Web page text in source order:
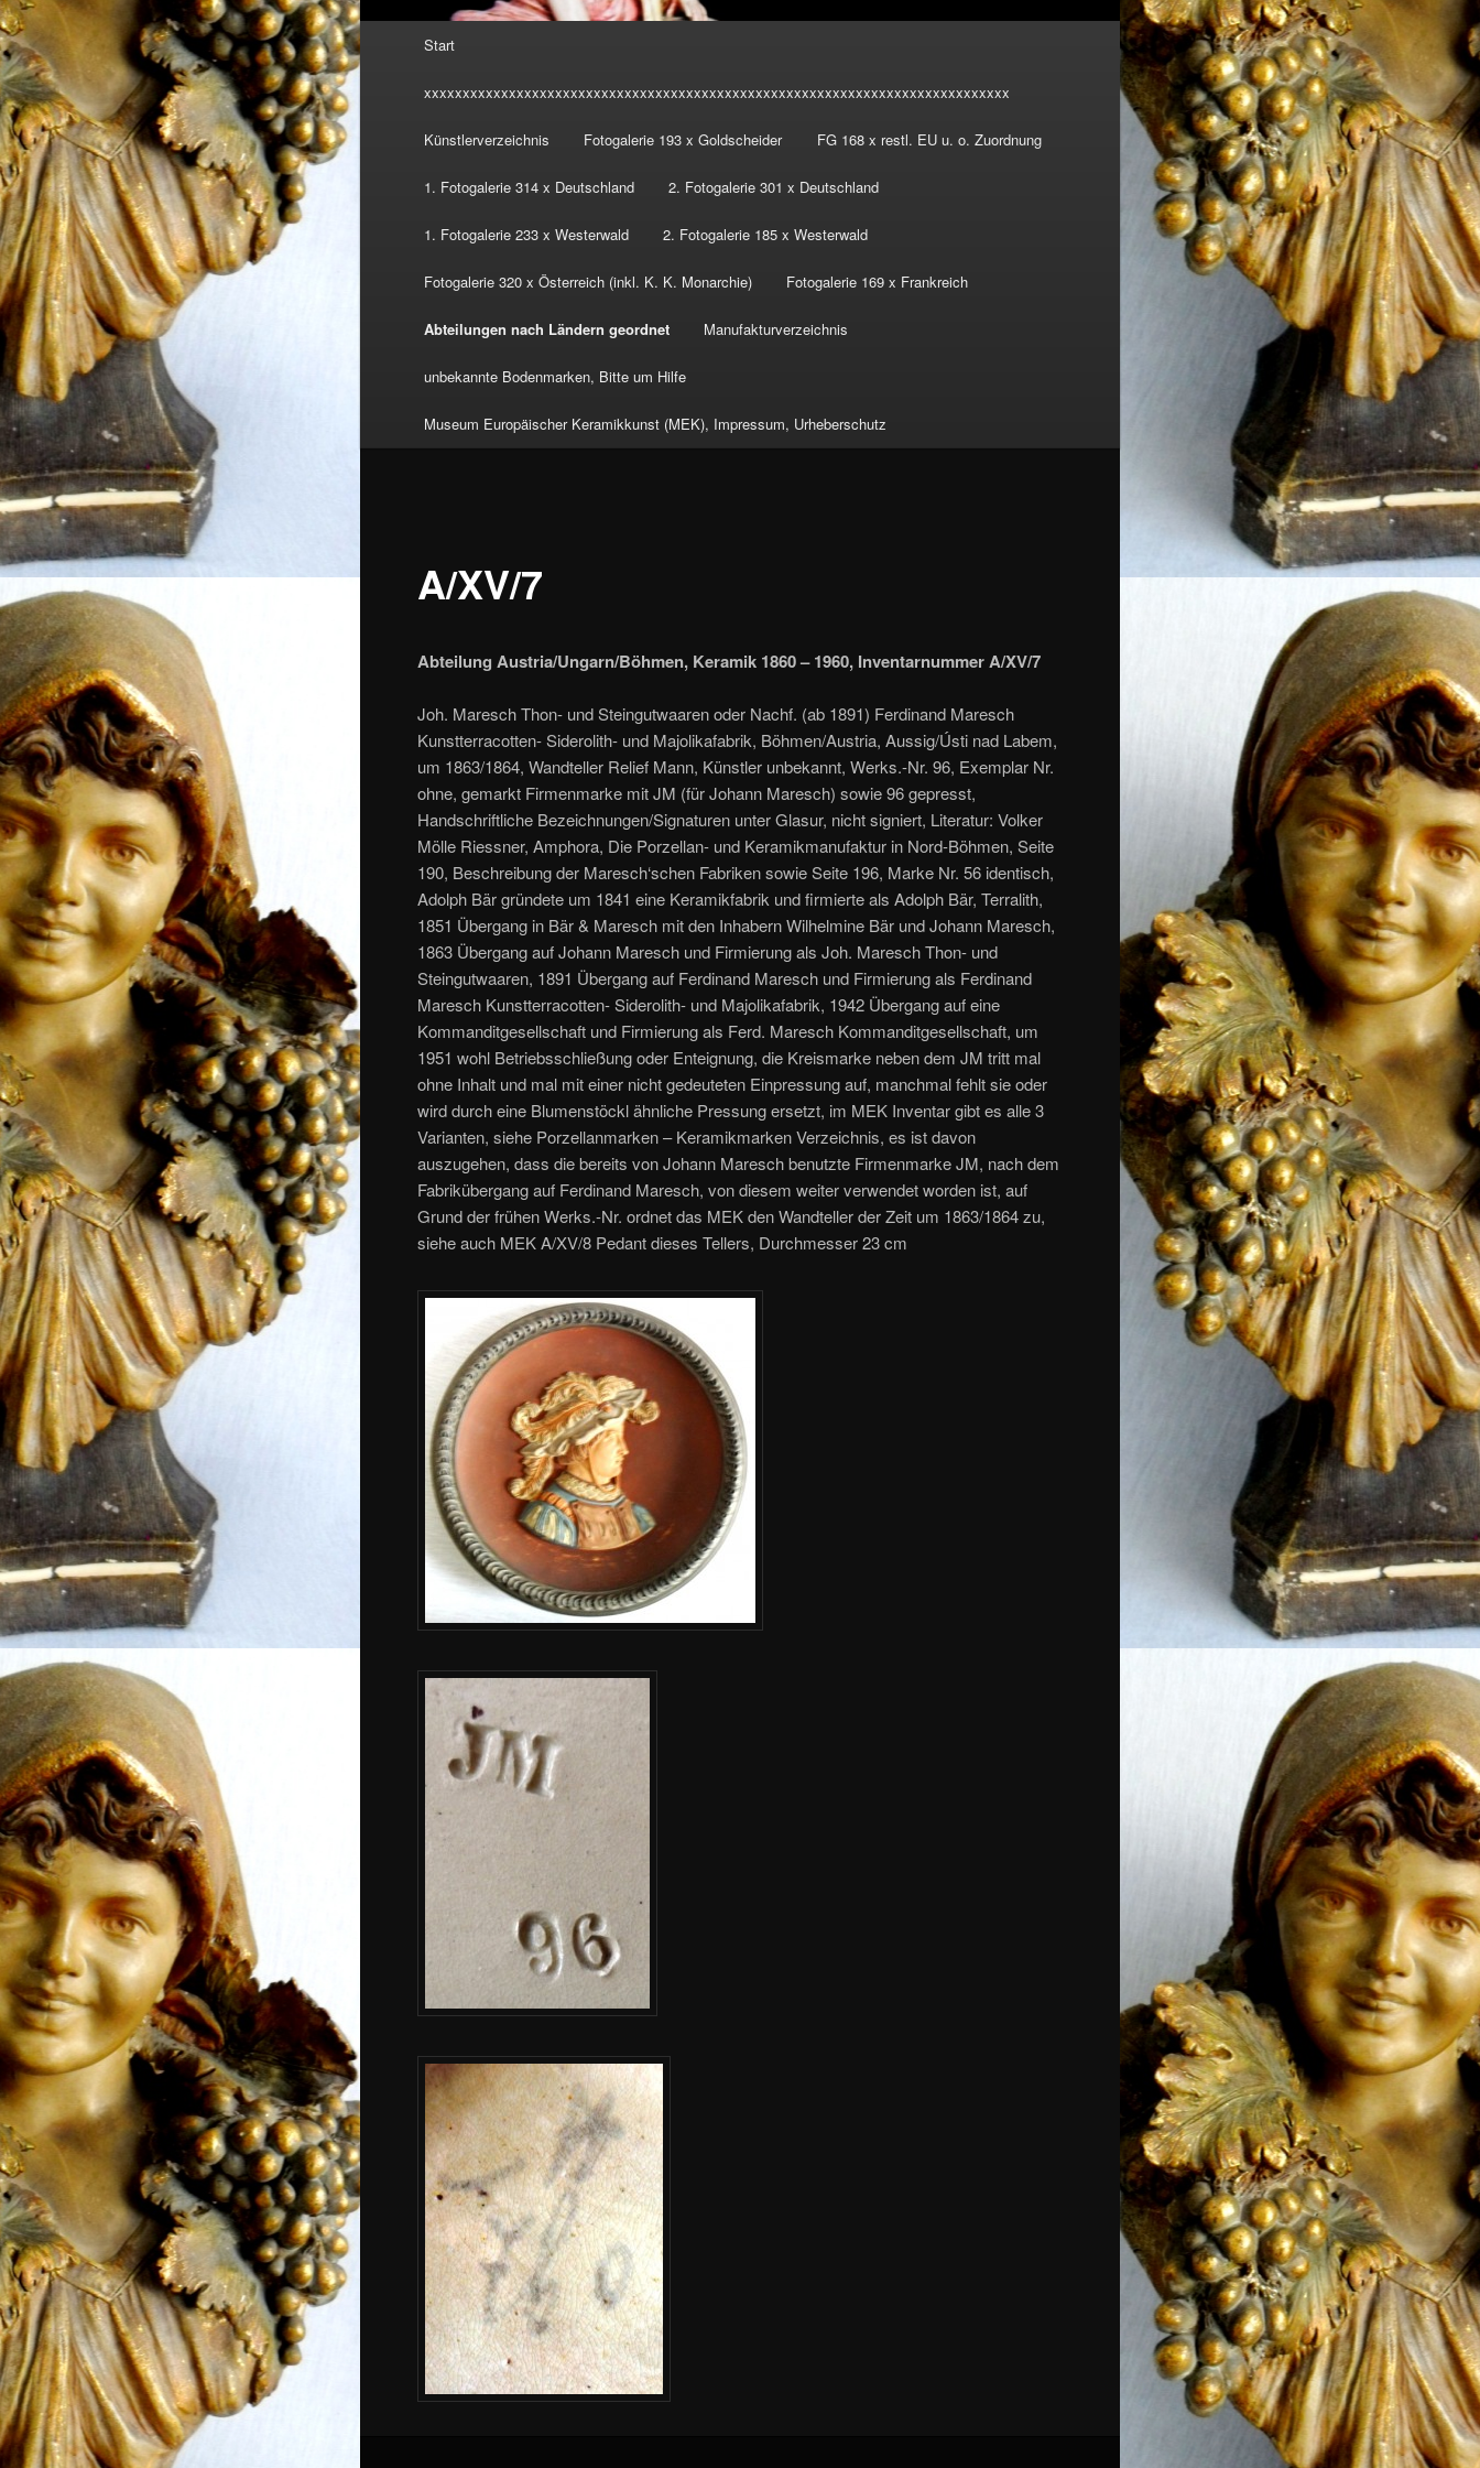
Start
xxxxxxxxxxxxxxxxxxxxxxxxxxxxxxxxxxxxxxxxxxxxxxxxxxxxxxxxxxxxxxxxxxxxxxxxxxxx
Künstlerverzeichnis Fotogalerie 193 x Goldscheider FG 168 x restl. EU u. o. Zuordnung
1. Fotogalerie 314 x Deutschland 2. Fotogalerie 301 x Deutschland
1. Fotogalerie 233 x Westerwald 2. Fotogalerie 185 x Westerwald
Fotogalerie 320 x Österreich (inkl. K. K. Monarchie) Fotogalerie 169 x Frankreich
Abteilungen nach Ländern geordnet Manufakturverzeichnis
unbekannte Bodenmarken, Bitte um Hilfe
Museum Europäischer Keramikkunst (MEK), Impressum, Urheberschutz
A/XV/7
Abteilung Austria/Ungarn/Böhmen, Keramik 1860 – 1960, Inventarnummer A/XV/7
Joh. Maresch Thon- und Steingutwaaren oder Nachf. (ab 1891) Ferdinand Maresch
Kunstterracotten- Siderolith- und Majolikafabrik, Böhmen/Austria, Aussig/Ústi nad Labem,
um 1863/1864, Wandteller Relief Mann, Künstler unbekannt, Werks.-Nr. 96, Exemplar Nr.
ohne, gemarkt Firmenmarke mit JM (für Johann Maresch) sowie 96 gepresst,
Handschriftliche Bezeichnungen/Signaturen unter Glasur, nicht signiert, Literatur: Volker
Mölle Riessner, Amphora, Die Porzellan- und Keramikmanufaktur in Nord-Böhmen, Seite
190, Beschreibung der Maresch‘schen Fabriken sowie Seite 196, Marke Nr. 56 identisch,
Adolph Bär gründete um 1841 eine Keramikfabrik und firmierte als Adolph Bär, Terralith,
1851 Übergang in Bär & Maresch mit den Inhabern Wilhelmine Bär und Johann Maresch,
1863 Übergang auf Johann Maresch und Firmierung als Joh. Maresch Thon- und
Steingutwaaren, 1891 Übergang auf Ferdinand Maresch und Firmierung als Ferdinand
Maresch Kunstterracotten- Siderolith- und Majolikafabrik, 1942 Übergang auf eine
Kommanditgesellschaft und Firmierung als Ferd. Maresch Kommanditgesellschaft, um
1951 wohl Betriebsschließung oder Enteignung, die Kreismarke neben dem JM tritt mal
ohne Inhalt und mal mit einer nicht gedeuteten Einpressung auf, manchmal fehlt sie oder
wird durch eine Blumenstöckl ähnliche Pressung ersetzt, im MEK Inventar gibt es alle 3
Varianten, siehe Porzellanmarken – Keramikmarken Verzeichnis, es ist davon
auszugehen, dass die bereits von Johann Maresch benutzte Firmenmarke JM, nach dem
Fabrikübergang auf Ferdinand Maresch, von diesem weiter verwendet worden ist, auf
Grund der frühen Werks.-Nr. ordnet das MEK den Wandteller der Zeit um 1863/1864 zu,
siehe auch MEK A/XV/8 Pedant dieses Tellers, Durchmesser 23 cm